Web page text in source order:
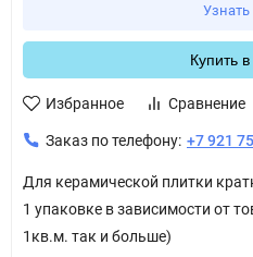
Узнать
Купить
Избранное Сравнение
Заказ по телефону: +7 921
Для керамической плитки
1 упаковке в зависимости от
1кв.м. так и больше)